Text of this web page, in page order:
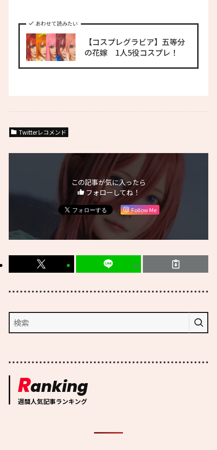
あわせて読みたい
【コスプレグラビア】五等分
の花嫁 1人5役コスプレ！
Twitterレコメンド
この記事が気に入ったら
フォローしてね！
Follow Me
Ranking
週間人気記事ランキング